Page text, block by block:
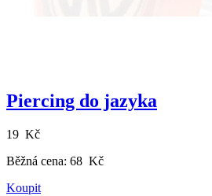
Piercing do jazyka
19 Kč
Běžná cena: 68 Kč
Koupit